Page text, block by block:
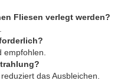
Fliesen verlegt werden?
das Ausbleichen.